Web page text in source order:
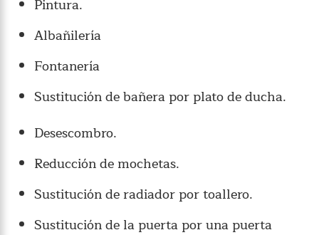
Pintura.
Albañilería
Fontanería
Sustitución de bañera por plato de ducha.
Desescombro.
Reducción de mochetas.
Sustitución de radiador por toallero.
Sustitución de la puerta por una puerta